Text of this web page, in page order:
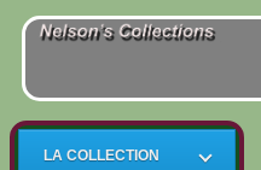
LA COLLECTION